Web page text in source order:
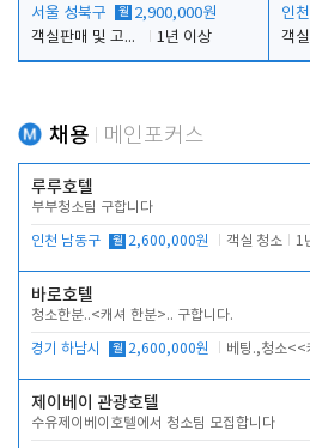
서울 성북구 월 2,900,000원
객실판매 및 고객응대
1년 이상
인
객
채용 메인포커스
루루호텔
부부청소팀 구합니다
인천 남동구 월 2,600,000원 객실 청소 1
바로호텔
청소한분..<캐셔 한분>.. 구합니다.
경기 하남시 월 2,600,000원
제이베이 관광호텔
수유제이베이호텔에서 청소팀 모집합니다